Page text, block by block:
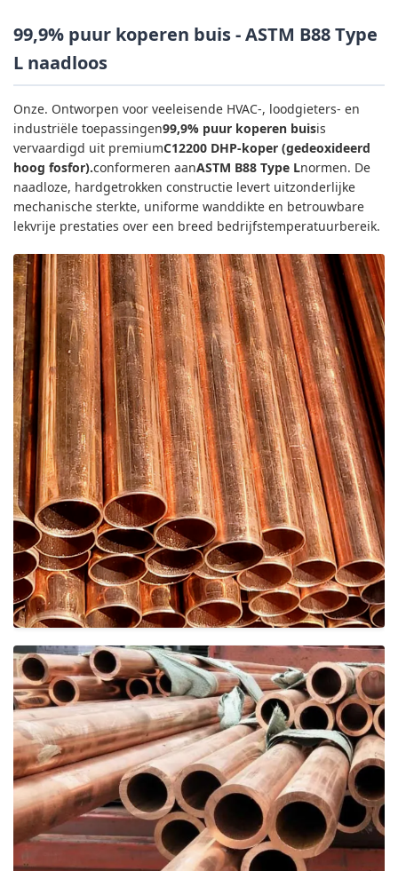
99,9% puur koperen buis - ASTM B88 Type
L naadloos
Onze. Ontworpen voor veeleisende HVAC-, loodgieters- en
industriële toepassingen99,9% puur koperen buisis
vervaardigd uit premiumC12200 DHP-koper (gedeoxideerd
hoog fosfor).conformeren aanASTM B88 Type Lnormen. De
naadloze, hardgetrokken constructie levert uitzonderlijke
mechanische sterkte, uniforme wanddikte en betrouwbare
lekvrije prestaties over een breed bedrijfstemperatuurbereik.